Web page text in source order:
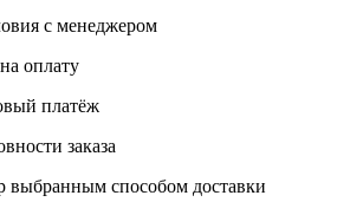
с менеджером
оплату
платёж
заказа
выбранным способом доставки